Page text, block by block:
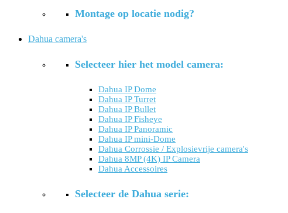
Montage op locatie nodig?
Dahua camera's
Selecteer hier het model camera:
Dahua IP Dome
Dahua IP Turret
Dahua IP Bullet
Dahua IP Fisheye
Dahua IP Panoramic
Dahua IP mini-Dome
Dahua Corrossie / Explosievrije camera's
Dahua 8MP (4K) IP Camera
Dahua Accessoires
Selecteer de Dahua serie: